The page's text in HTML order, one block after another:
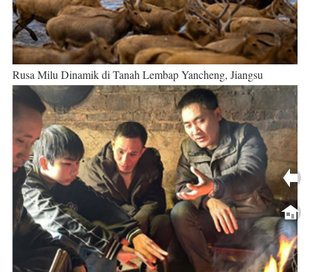
Rusa Milu Dinamik di Tanah Lembap Yancheng, Jiangsu